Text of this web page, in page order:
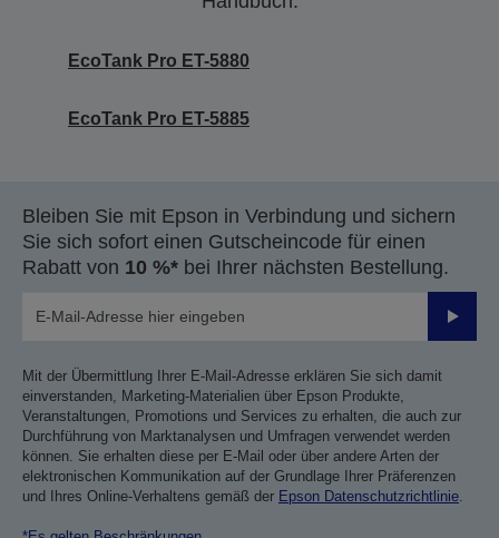
EcoTank Pro ET-5880
EcoTank Pro ET-5885
Bleiben Sie mit Epson in Verbindung und sichern
Sie sich sofort einen Gutscheincode für einen
Rabatt von 10 %* bei Ihrer nächsten Bestellung.
Mit der Übermittlung Ihrer E-Mail-Adresse erklären Sie sich damit
einverstanden, Marketing-Materialien über Epson Produkte,
Veranstaltungen, Promotions und Services zu erhalten, die auch zur
Durchführung von Marktanalysen und Umfragen verwendet werden
können. Sie erhalten diese per E-Mail oder über andere Arten der
elektronischen Kommunikation auf der Grundlage Ihrer Präferenzen
und Ihres Online-Verhaltens gemäß der Epson Datenschutzrichtlinie.